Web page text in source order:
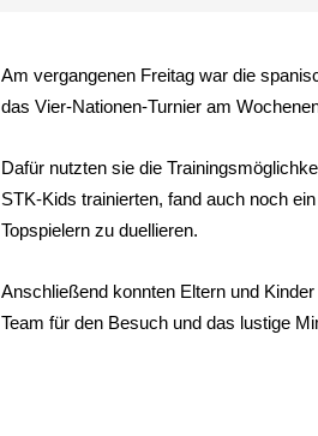
Am vergangenen Freitag war die
das Vier-Nationen-Turnier am
Dafür nutzten sie die
STK-Kids trainierten, fand auch noch
Topspielern zu duellieren.
Anschließend konnten Eltern und
Team für den Besuch und das lustige